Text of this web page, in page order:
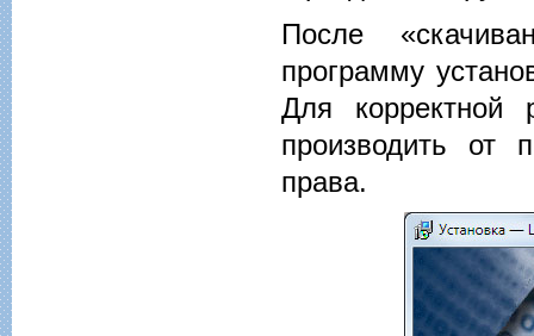
После
программу
Для корректной
производить от
права.